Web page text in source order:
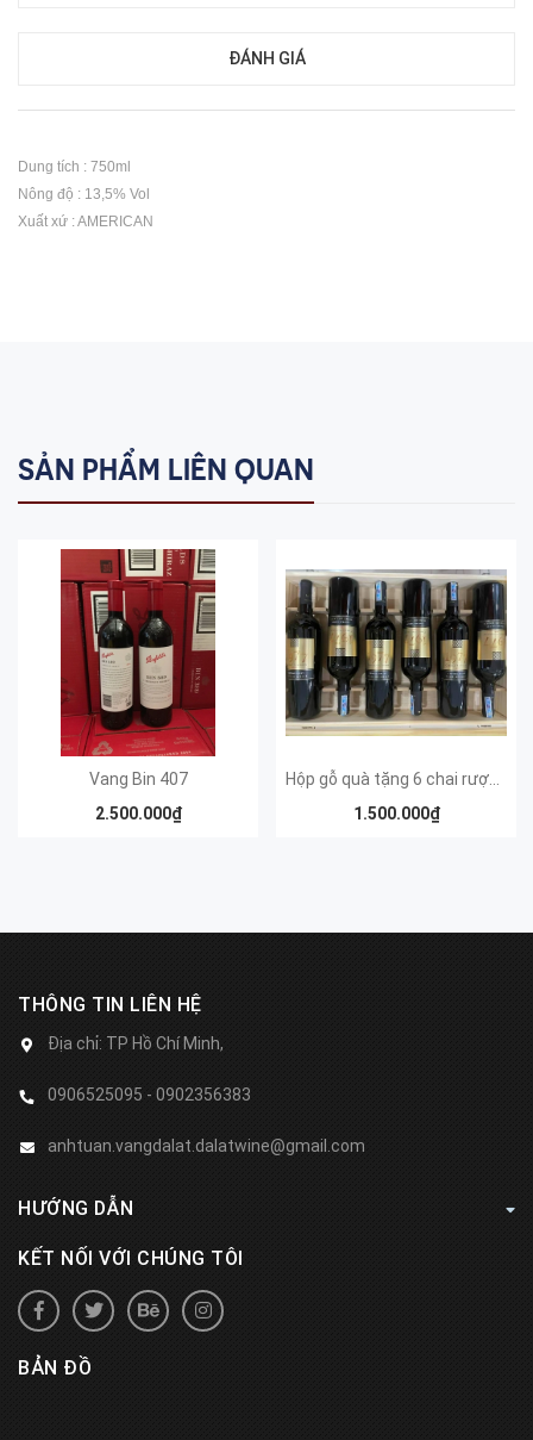
ĐÁNH GIÁ
Dung tích : 750ml
Nông độ : 13,5% Vol
Xuất xứ : AMERICAN
SẢN PHẨM LIÊN QUAN
Vang Bin 407
2.500.000₫
1.500.000₫
THÔNG TIN LIÊN HỆ
Địa chỉ: TP Hồ Chí Minh,
0906525095 - 0902356383
anhtuan.vangdalat.dalatwine@gmail.com
HƯỚNG DẪN
KẾT NỐI VỚI CHÚNG TÔI
BẢN ĐỒ